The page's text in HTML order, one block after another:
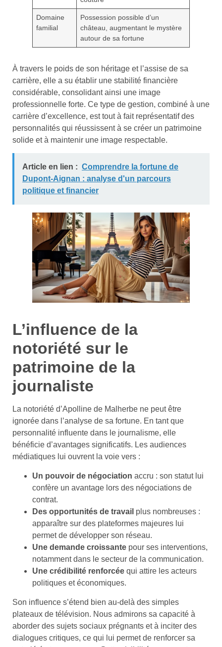
Domaine
familial
Possession possible d’un
château, augmentant le mystère
autour de sa fortune
À travers le poids de son héritage et l’assise de sa
carrière, elle a su établir une stabilité financière
considérable, consolidant ainsi une image
professionnelle forte. Ce type de gestion, combiné à une
carrière d’excellence, est tout à fait représentatif des
personnalités qui réussissent à se créer un patrimoine
solide et à maintenir une image respectable.
Article en lien : Comprendre la fortune de
Dupont-Aignan : analyse d'un parcours
politique et financier
L’influence de la
notoriété sur le
patrimoine de la
journaliste
La notoriété d’Apolline de Malherbe ne peut être
ignorée dans l’analyse de sa fortune. En tant que
personnalité influente dans le journalisme, elle
bénéficie d’avantages significatifs. Les audiences
médiatiques lui ouvrent la voie vers :
Un pouvoir de négociation accru : son statut lui
confère un avantage lors des négociations de
contrat.
Des opportunités de travail plus nombreuses :
apparaître sur des plateformes majeures lui
permet de développer son réseau.
Une demande croissante pour ses interventions,
notamment dans le secteur de la communication.
Une crédibilité renforcée qui attire les acteurs
politiques et économiques.
Son influence s’étend bien au-delà des simples
plateaux de télévision. Nous admirons sa capacité à
aborder des sujets sociaux prégnants et à inciter des
dialogues critiques, ce qui lui permet de renforcer sa